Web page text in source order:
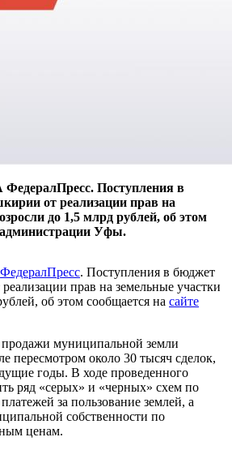
Поступления в
от реализации прав на
до 1,5 млрд рублей, об этом
администрации Уфы.
ФедералПресс. Поступления в бюджет
прав на земельные участки
об этом сообщается на сайте
продажи муниципальной земли
пересмотром около 30 тысяч сделок,
годы. В ходе проведенного
ряд «серых» и «черных» схем по
за пользование землей, а
собственности по
ценам.